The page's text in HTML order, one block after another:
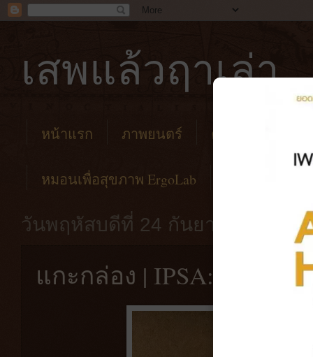
เสพแล้วฤาเล่า
หน้าแรก ภาพยนตร์ คาเฟ่
หมอนเพื่อสุขภาพ ErgoLab
วันพฤหัสบดีที่ 24 กันยายน พ.ศ.
แกะกล่อง | IPSA: The